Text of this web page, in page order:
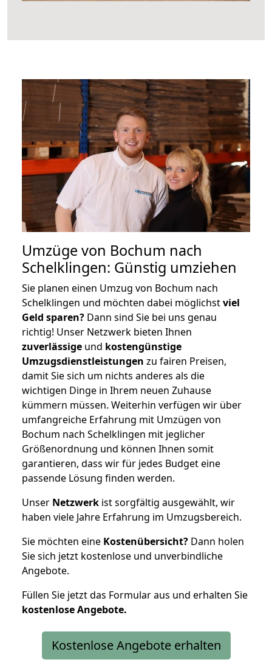
Umzüge von Bochum nach
Schelklingen: Günstig umziehen
Sie planen einen Umzug von Bochum nach
Schelklingen und möchten dabei möglichstviel
Geld sparen? Dann sind Sie bei uns genau
richtig! Unser Netzwerk bieten Ihnen
zuverlässige und kostengünstige
Umzugsdienstleistungen zu fairen Preisen,
damit Sie sich um nichts anderes als die
wichtigen Dinge in Ihrem neuen Zuhause
kümmern müssen. Weiterhin verfügen wir über
umfangreiche Erfahrung mit Umzügen von
Bochum nach Schelklingen mit jeglicher
Größenordnung und können Ihnen somit
garantieren, dass wir für jedes Budget eine
passende Lösung finden werden.
Unser Netzwerk ist sorgfältig ausgewählt, wir
haben viele Jahre Erfahrung im Umzugsbereich.
Sie möchten eine Kostenübersicht? Dann holen
Sie sich jetzt kostenlose und unverbindliche
Angebote.
Füllen Sie jetzt das Formular aus und erhalten Sie
kostenloseAngebote.
Kostenlose Angebote erhalten